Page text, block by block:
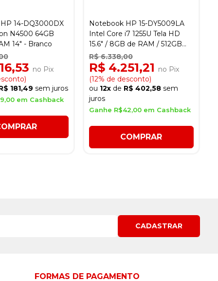
14-DQ3000DX
N4500 64GB
14" - Branco
no Pix
181,49 sem juros
em Cashback
Notebook HP 15-DY5009LA
Intel Core i7 1255U Tela HD
15.6" / 8GB de RAM / 512GB
SSD - Prata
R$ 6.338,00
R$ 4.251,21 no Pix
(12% de desconto)
ou 12xde R$ 402,58 sem
juros
Ganhe R$42,00 em Cashback
COMPRAR
CADASTRAR
FORMAS DE PAGAMENTO